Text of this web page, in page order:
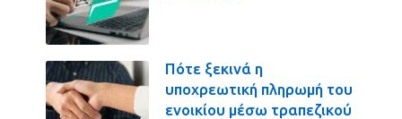
Πότε ξεκινά η
υποχρεωτική πληρωμή του
ενοικίου μέσω τραπεζικού